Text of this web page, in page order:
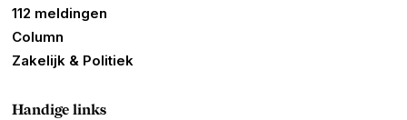
112 meldingen
Column
Zakelijk & Politiek
Handige links